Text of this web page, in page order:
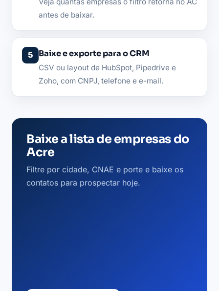
antes de baixar.
Baixe e exporte para o CRM
CSV ou layout de HubSpot, Pipedrive e
Zoho, com CNPJ, telefone e e-mail.
Baixe a lista de empresas do
Acre
Filtre por cidade, CNAE e porte e baixe os
contatos para prospectar hoje.